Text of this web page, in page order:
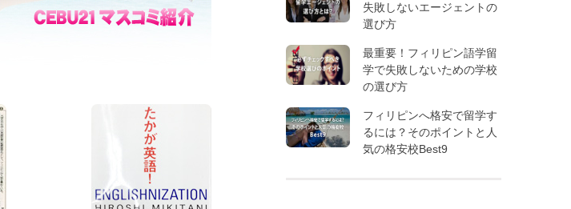
失敗しないエージェントの
選び方
最重要！フィリピン語学留
学で失敗しないための学校
の選び方
フィリピンへ格安で留学す
るには？そのポイントと人
気の格安校Best9